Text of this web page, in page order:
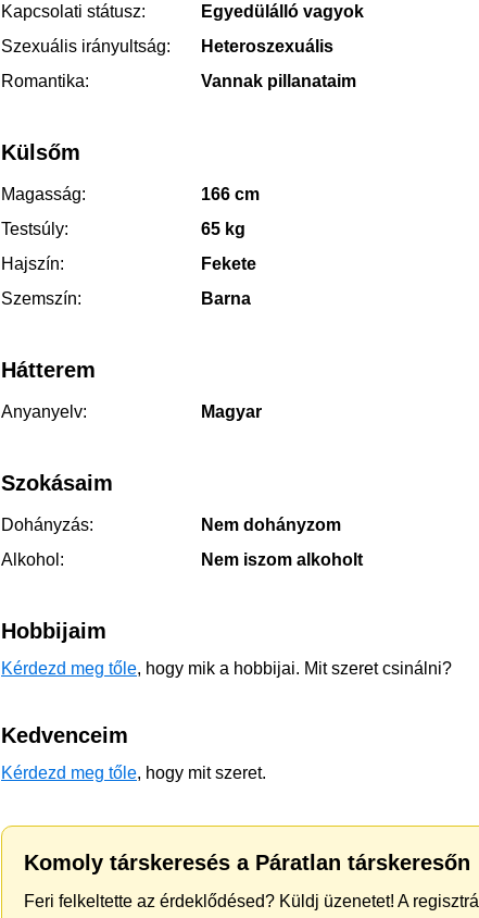
Kapcsolati státusz:
Egyedülálló vagyok
Szexuális irányultság:
Heteroszexuális
Romantika:
Vannak pillanataim
Külsőm
Magasság:
166 cm
Testsúly:
65 kg
Hajszín:
Fekete
Szemszín:
Barna
Hátterem
Anyanyelv: Magyar
Szokásaim
Dohányzás:
Nem dohányzom
Alkohol:
Nem iszom alkoholt
Hobbijaim
Kérdezd meg tőle, hogy mik a hobbijai. Mit szeret csinálni?
Kedvenceim
Kérdezd meg tőle, hogy mit szeret.
Komoly társkeresés a Páratlan társkeresőn
Feri felkeltette az érdeklődésed? Küldj üzenetet! A